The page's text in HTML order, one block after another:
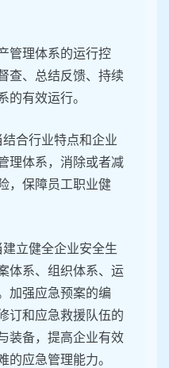
管理体系的运行控
查、总结反馈、持续
的有效运行。
合行业特点和企业
理体系，消除或者减
，保障员工职业健
立健全企业安全生
体系、组织体系、运
加强应急预案的编
订和应急救援队伍的
装备，提高企业有效
的应急管理能力。